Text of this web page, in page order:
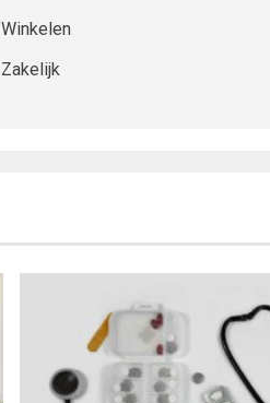
Winkelen
Zakelijk